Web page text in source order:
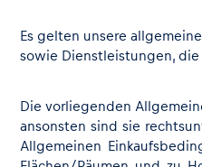
News
Es gelten unsere
sowie Dienstleistungen,
Die vorliegenden
ansonsten sind sie
Allgemeinen